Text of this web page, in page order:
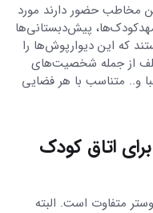
مخاطب حضور دارند مورد
پیش‌دبستانی‌ها
که این دیوارپوش‌ها را
از جمله شخصیت‌های
و.. متناسب با هر فضایی
اتاق کودک
متفاوت است. البته